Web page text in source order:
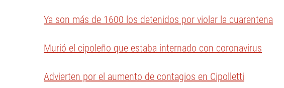
Ya son más de 1600 los detenidos por violar la cuarentena
Murió el cipoleño que estaba internado con coronavirus
Advierten por el aumento de contagios en Cipolletti